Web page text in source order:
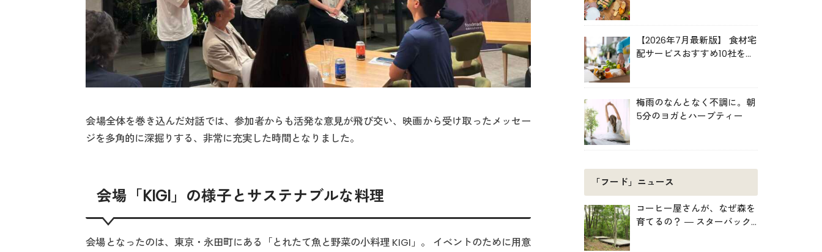
会場全体を巻き込んだ対話では、参加者からも活発な意見が飛び交い、映画から受け取ったメッセー
ジを多角的に深掘りする、非常に充実した時間となりました。
会場「KIGI」の様子とサステナブルな料理
会場となったのは、東京・永田町にある「とれたて魚と野菜の小料理 KIGI」。 イベントのために用意
【2026年7月最新版】 食材宅
配サービスおすすめ10社を比
梅雨のなんとなく不調に。朝
5分のヨガとハーブティー
「フード」ニュース
コーヒー屋さんが、なぜ森を
育てるの？ ― スターバック